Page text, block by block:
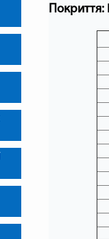
Покриття: